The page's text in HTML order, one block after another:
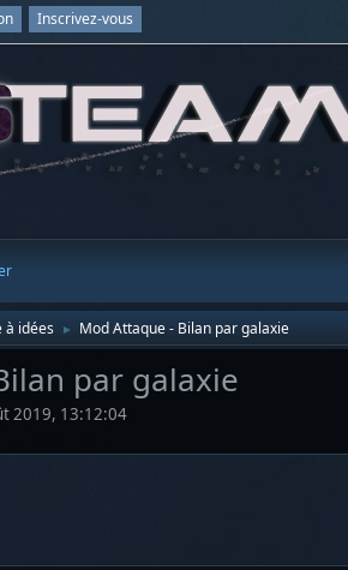
Inscrivez-vous
à idées ► Mod Attaque - Bilan par galaxie
par galaxie
2019, 13:12:04